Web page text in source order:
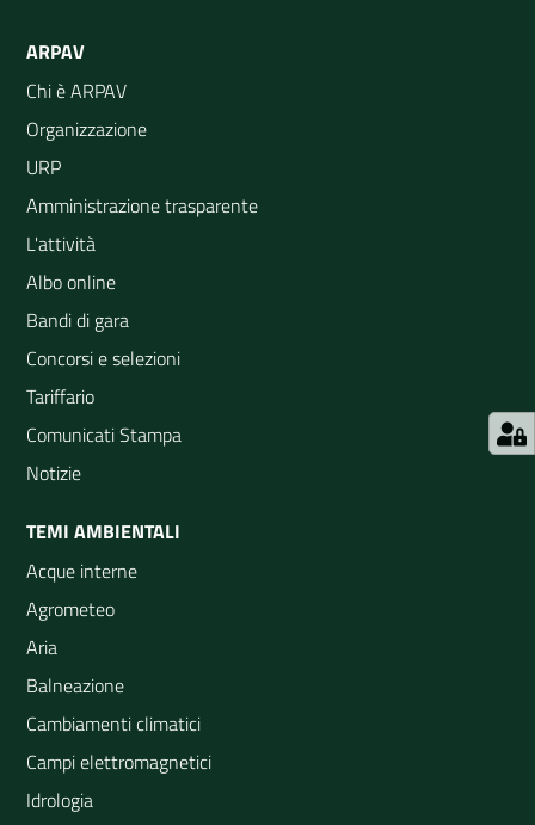
ARPAV
Chi è ARPAV
Organizzazione
URP
Amministrazione trasparente
L'attività
Albo online
Bandi di gara
Concorsi e selezioni
Tariffario
Comunicati Stampa
Notizie
TEMI AMBIENTALI
Acque interne
Agrometeo
Aria
Balneazione
Cambiamenti climatici
Campi elettromagnetici
Idrologia